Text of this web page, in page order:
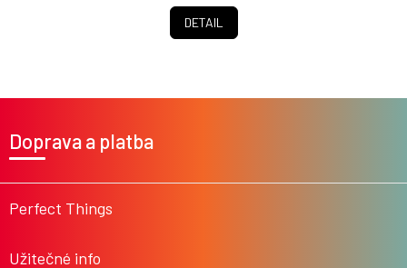
DETAIL
t
Perfect Things
Užitečné info
Doprava a platba